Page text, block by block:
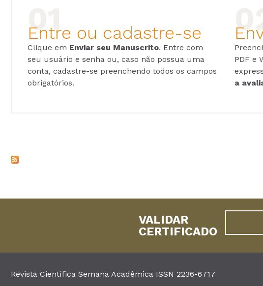
Entre ou cadastre-se
Clique em Enviar seu Manuscrito. Entre com
seu usuário e senha ou, caso não possua uma
conta, cadastre-se preenchendo todos os campos
obrigatórios.
PDF e
a
VALIDAR
CERTIFICADO
Revista Científica Semana Acadêmica ISSN 2236-6717